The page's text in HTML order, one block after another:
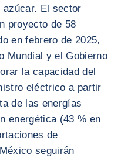
azúcar. El sector
proyecto de 58
en febrero de 2025,
Mundial y el Gobierno
la capacidad del
eléctrico a partir
de las energías
energética (43 % en
de
seguirán